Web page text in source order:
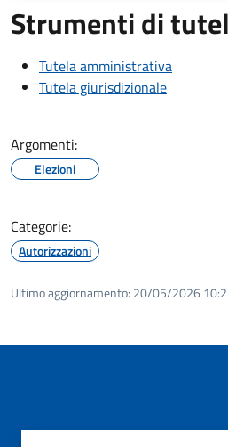
Strumenti di
Tutela amministrativa
Tutela giurisdizionale
Argomenti:
Elezioni
Categorie:
Autorizzazioni
Ultimo aggiornamento: 20/05/2026